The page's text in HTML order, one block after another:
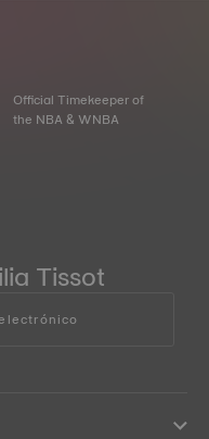
Official Timekeeper of
the NBA & WNBA
Tissot